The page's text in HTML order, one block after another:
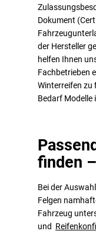
Dokument
der Hersteller
helfen Ihnen
Fachbetrieben
Winterreifen zu
Bedarf Modelle
finden
Bei der
Felgen
Fahrzeug
und